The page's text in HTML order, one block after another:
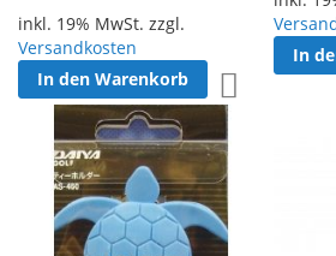
inkl. 19% MwSt. zzgl.
Versandkosten
In den Warenkorb
Zur
In